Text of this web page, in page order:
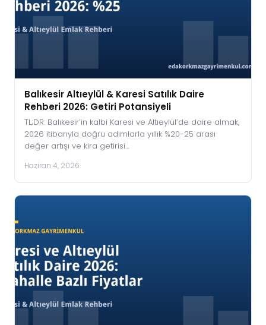
Balıkesir Altıeylül & Karesi Satılık Daire
Rehberi 2026: Getiri Potansiyeli
TL;DR: Balıkesir’in kalbi Karesi ve Altıeylül’de daire almak,
2026 itibarıyla doğru adımlarla yıllık %20-25 arası
değer artışı ve kira getirisi…
Haziran 4, 2026